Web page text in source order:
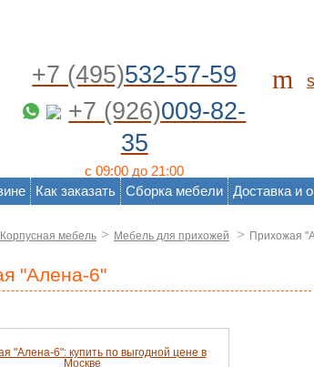
+7 (495)532-57-59
+7 (926)009-82-
35
с 09:00 до 21:00
m
Как заказать Сборка мебели Доставка и
Корпусная мебель > Мебель для прихожей > Прихожая
"Алена-6"